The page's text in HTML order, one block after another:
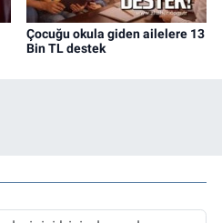
Çocuğu okula giden ailelere 13
Bin TL destek